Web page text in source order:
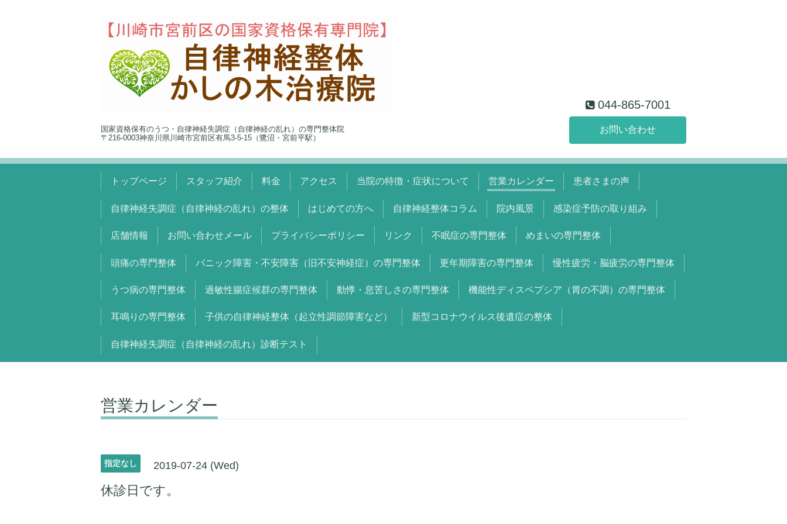
国家資格保有のうつ・自律神経失調症（自律神経の乱れ）の専門整体院
〒216-0003神奈川県川崎市宮前区有馬3-5-15（鷺沼・宮前平駅）
044-865-7001
お問い合わせ
トップページ スタッフ紹介 料金 アクセス 当院の特徴・症状について 営業カレンダー 患者さまの声
自律神経失調症（自律神経の乱れ）の整体 はじめての方へ 自律神経整体コラム 院内風景 感染症予防の取り組み
店舗情報 お問い合わせメール プライバシーポリシー リンク 不眠症の専門整体 めまいの専門整体
頭痛の専門整体 パニック障害・不安障害（旧不安神経症）の専門整体 更年期障害の専門整体 慢性疲労・脳疲労の専門整体
うつ病の専門整体 過敏性腸症候群の専門整体 動悸・息苦しさの専門整体 機能性ディスペプシア（胃の不調）の専門整体
耳鳴りの専門整体 子供の自律神経整体（起立性調節障害など） 新型コロナウイルス後遺症の整体
自律神経失調症（自律神経の乱れ）診断テスト
営業カレンダー
指定なし 2019-07-24 (Wed)
休診日です。